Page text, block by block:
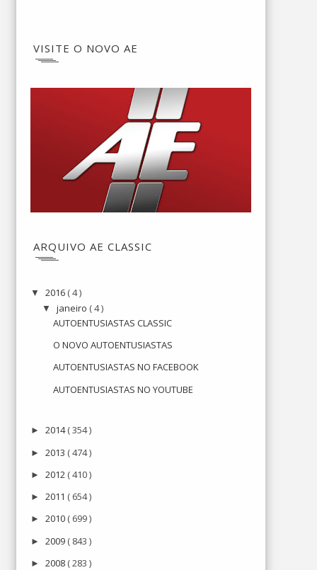
VISITE O NOVO AE
ARQUIVO AE CLASSIC
▼ 2016 ( 4 )
▼ janeiro ( 4 )
AUTOENTUSIASTAS CLASSIC
O NOVO AUTOENTUSIASTAS
AUTOENTUSIASTAS NO FACEBOOK
AUTOENTUSIASTAS NO YOUTUBE
► 2014( 354 )
► 2013 ( 474 )
► 2012 ( 410 )
► 2011 ( 654 )
► 2010 ( 699 )
► 2009 ( 843 )
► 2008 ( 283 )